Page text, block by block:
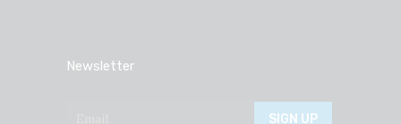
Newsletter